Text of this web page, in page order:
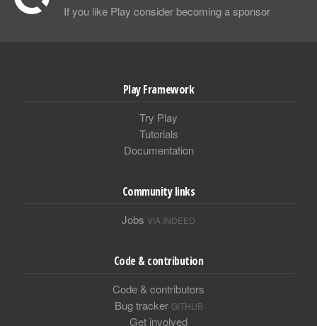
If you like Play consider becoming a sponsor
Play Framework
Try Play
Tutorials
Documentation
Community links
Jobs VIA INDEED
Code & contribution
Code & contributors
Bug tracker GITHUB
Get involved